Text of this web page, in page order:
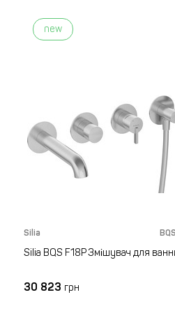
new
Silia
Silia BQS F18P Змішувач для
30 823 грн